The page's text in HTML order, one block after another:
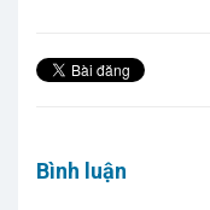
Bình luận